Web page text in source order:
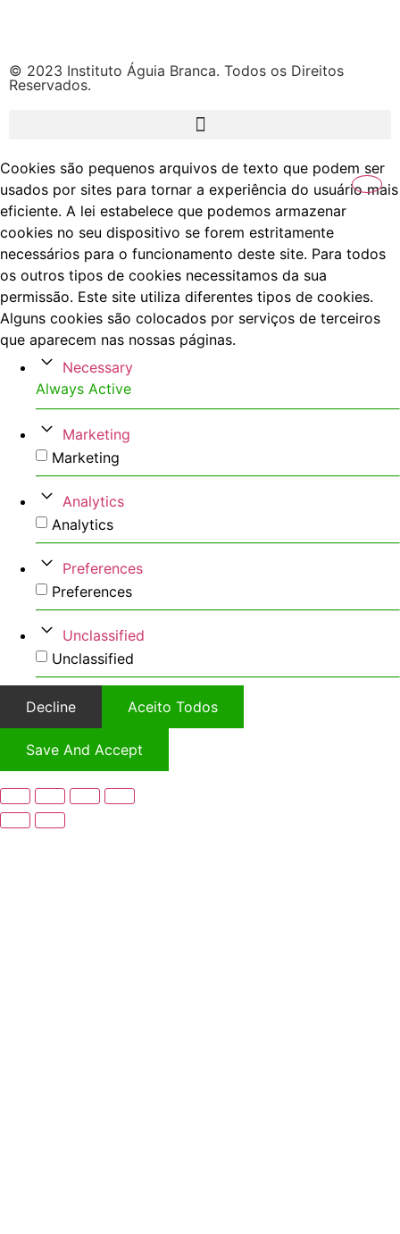
© 2023 Instituto Águia Branca. Todos os Direitos
Reservados.
Cookies são pequenos arquivos de texto que podem ser
usados por sites para tornar a experiência do usuário mais
eficiente. A lei estabelece que podemos armazenar
cookies no seu dispositivo se forem estritamente
necessários para o funcionamento deste site. Para todos
os outros tipos de cookies necessitamos da sua
permissão. Este site utiliza diferentes tipos de cookies.
Alguns cookies são colocados por serviços de terceiros
que aparecem nas nossas páginas.
Necessary
Always Active
Marketing
Marketing
Analytics
Analytics
Preferences
Preferences
Unclassified
Unclassified
Decline Aceito Todos
Save And Accept